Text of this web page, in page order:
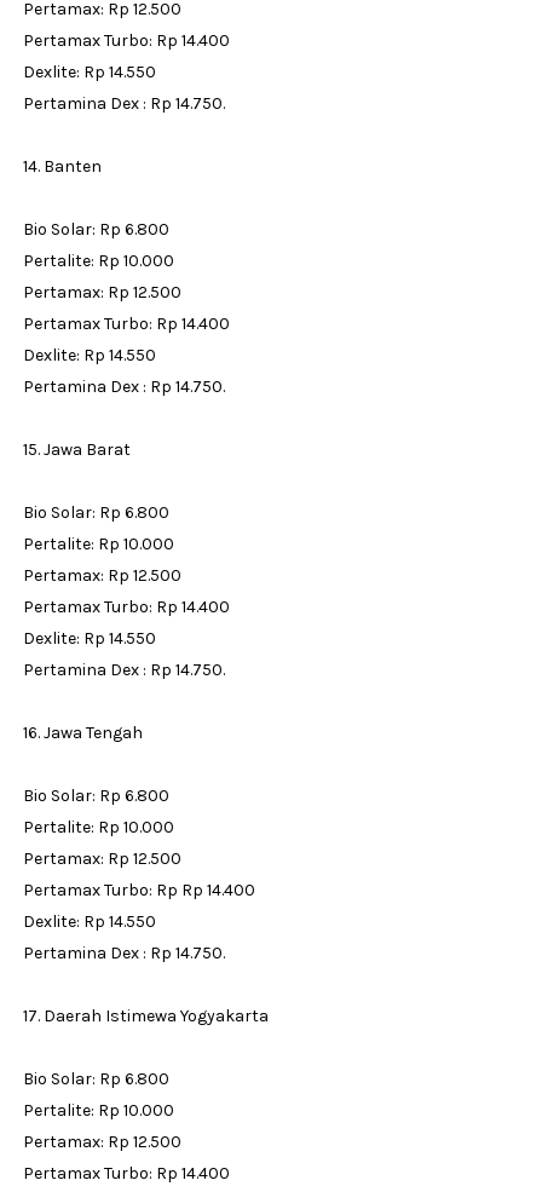
Pertamax: Rp 12.500
Pertamax Turbo: Rp 14.400
Dexlite: Rp 14.550
Pertamina Dex : Rp 14.750.
14. Banten
Bio Solar: Rp 6.800
Pertalite: Rp 10.000
Pertamax: Rp 12.500
Pertamax Turbo: Rp 14.400
Dexlite: Rp 14.550
Pertamina Dex : Rp 14.750.
15. Jawa Barat
Bio Solar: Rp 6.800
Pertalite: Rp 10.000
Pertamax: Rp 12.500
Pertamax Turbo: Rp 14.400
Dexlite: Rp 14.550
Pertamina Dex : Rp 14.750.
16. Jawa Tengah
Bio Solar: Rp 6.800
Pertalite: Rp 10.000
Pertamax: Rp 12.500
Pertamax Turbo: Rp Rp 14.400
Dexlite: Rp 14.550
Pertamina Dex : Rp 14.750.
17. Daerah Istimewa Yogyakarta
Bio Solar: Rp 6.800
Pertalite: Rp 10.000
Pertamax: Rp 12.500
Pertamax Turbo: Rp 14.400